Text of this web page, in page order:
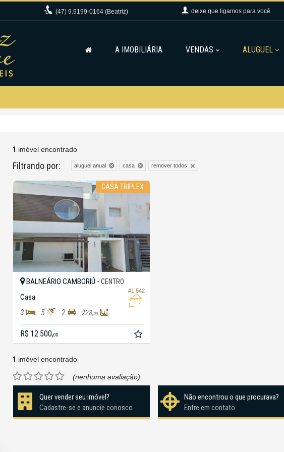
(47) 9.9199-0164 (Beatriz) deixe que ligamos para você
A IMOBILIÁRIA VENDAS ALUGUEL
1 imóvel encontrado
Filtrando por: aluguel anual casa remover todos
CASA TRIPLEX
#1.542
BALNEÁRIO CAMBORIÚ - CENTRO
Casa
3 5 2 228,00
R$ 12.500,00
1 imóvel encontrado
(nenhuma avaliação)
Quer vender seu imóvel?
Cadastre-se e anuncie conosco
Não encontrou o que procurava?
Entre em contato